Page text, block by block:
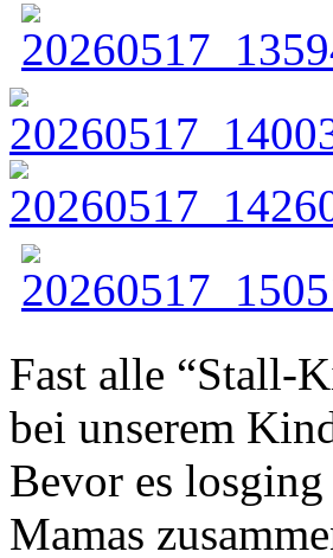
Fast alle “Stall-
bei unserem
Bevor es
Mamas